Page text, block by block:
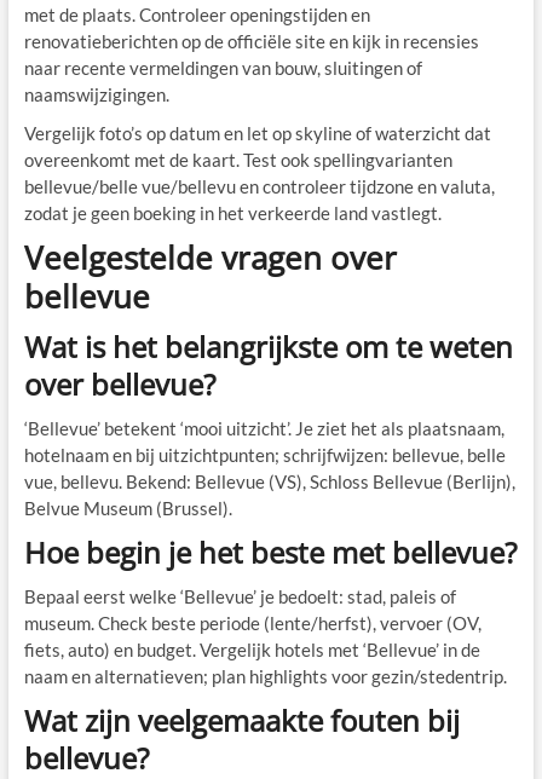
met de plaats. Controleer openingstijden en
renovatieberichten op de officiële site en kijk in recensies
naar recente vermeldingen van bouw, sluitingen of
naamswijzigingen.
Vergelijk foto’s op datum en let op skyline of waterzicht dat
overeenkomt met de kaart. Test ook spellingvarianten
bellevue/belle vue/bellevu en controleer tijdzone en valuta,
zodat je geen boeking in het verkeerde land vastlegt.
Veelgestelde vragen over
bellevue
Wat is het belangrijkste om te weten
over bellevue?
‘Bellevue’ betekent ‘mooi uitzicht’. Je ziet het als plaatsnaam,
hotelnaam en bij uitzichtpunten; schrijfwijzen: bellevue, belle
vue, bellevu. Bekend: Bellevue (VS), Schloss Bellevue (Berlijn),
Belvue Museum (Brussel).
Hoe begin je het beste met bellevue?
Bepaal eerst welke ‘Bellevue’ je bedoelt: stad, paleis of
museum. Check beste periode (lente/herfst), vervoer (OV,
fiets, auto) en budget. Vergelijk hotels met ‘Bellevue’ in de
naam en alternatieven; plan highlights voor gezin/stedentrip.
Wat zijn veelgemaakte fouten bij
bellevue?